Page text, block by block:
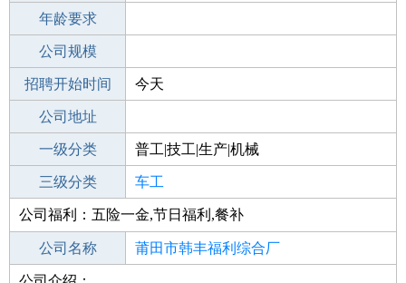
工作经验
年龄要求
工作地点
公司规模
公司电话
招聘开始时间 今天
招聘结束时间
公司地址
一级分类 普工|技工|生产|机械
二级分类 普工/技工
三级分类 车工
其他行业 不限
公司福利：五险一金,节日福利,餐补
公司名称 莆田市韩丰福利综合厂